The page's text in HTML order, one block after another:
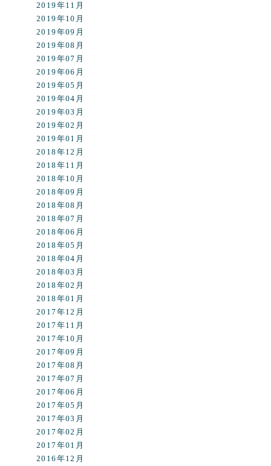
2019年11月
2019年10月
2019年09月
2019年08月
2019年07月
2019年06月
2019年05月
2019年04月
2019年03月
2019年02月
2019年01月
2018年12月
2018年11月
2018年10月
2018年09月
2018年08月
2018年07月
2018年06月
2018年05月
2018年04月
2018年03月
2018年02月
2018年01月
2017年12月
2017年11月
2017年10月
2017年09月
2017年08月
2017年07月
2017年06月
2017年05月
2017年03月
2017年02月
2017年01月
2016年12月